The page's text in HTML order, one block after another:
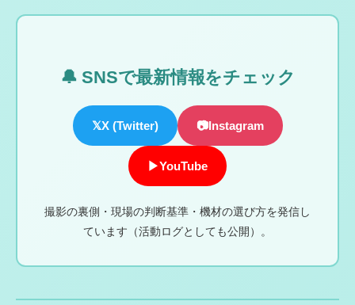
🔔 SNSで最新情報をチェック
𝕏X (Twitter) 📷Instagram
▶YouTube
撮影の裏側・現場の判断基準・機材の選び方を発信し
ています（活動ログとしても公開）。